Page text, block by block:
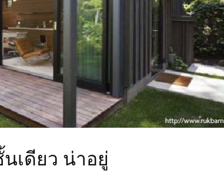
เดียว น่าอยู่